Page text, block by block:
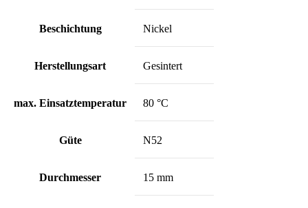
Beschichtung Nickel
Herstellungsart Gesintert
max. Einsatztemperatur 80 °C
Güte N52
Durchmesser 15 mm